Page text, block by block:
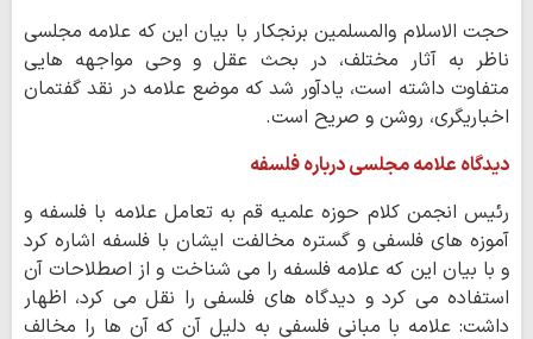
حجت الاسلام والمسلمین برنجکار با بیان این که علامه مجلسی
ناظر به آثار مختلف، در بحث عقل و وحی مواجهه هایی
متفاوت داشته است، یادآور شد که موضع علامه در نقد گفتمان
اخباریگری، روشن و صریح است.
دیدگاه علامه مجلسی درباره فلسفه
رئیس انجمن کلام حوزه‌ علمیه قم به تعامل علامه با فلسفه و
آموزه های فلسفی و گستره مخالفت ایشان با فلسفه اشاره کرد
و با بیان این که علامه فلسفه را می شناخت و از اصطلاحات آن
استفاده می کرد و دیدگاه های فلسفی را نقل می کرد، اظهار
داشت: علامه با مبانی فلسفی به دلیل آن که آن ها را مخالف